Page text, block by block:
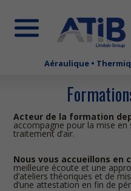
Aéraulique •
Acteur de la formation
accompagne pour la mise
traitement d’air.
Nous vous accueillons en
meilleure écoute et une
d’ateliers théoriques et de
d’une attestation en fin de